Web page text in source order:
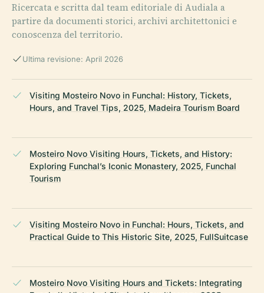
Ricercata e scritta dal team editoriale di Audiala a
partire da documenti storici, archivi architettonici e
conoscenza del territorio.
Ultima revisione: April 2026
Visiting Mosteiro Novo in Funchal: History, Tickets,
Hours, and Travel Tips, 2025, Madeira Tourism Board
Mosteiro Novo Visiting Hours, Tickets, and History:
Exploring Funchal’s Iconic Monastery, 2025, Funchal
Tourism
Visiting Mosteiro Novo in Funchal: Hours, Tickets, and
Practical Guide to This Historic Site, 2025, FullSuitcase
Mosteiro Novo Visiting Hours and Tickets: Integrating